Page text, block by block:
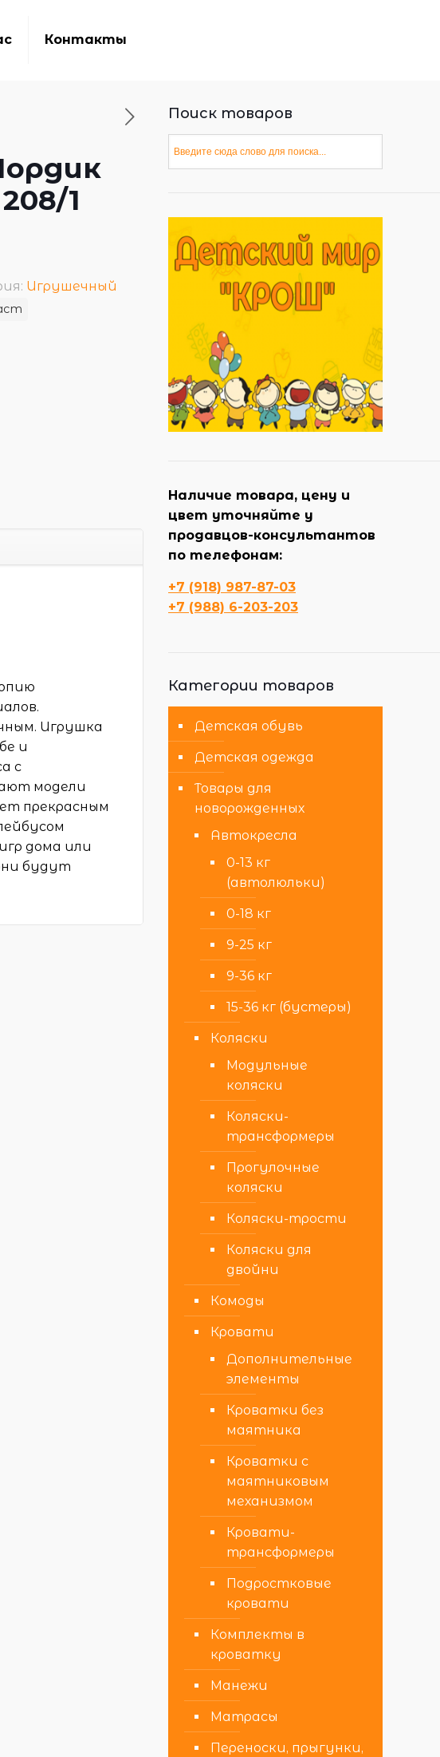
Контакты
1
Игрушечный
Игрушка
и
с
модели
прекрасным
дома или
будут
Поиск товаров
Наличие товара, цену и
цвет уточняйте у
продавцов-консультантов
по телефонам:
+7 (918) 987-87-03
+7 (988) 6-203-203
Категории товаров
Детская обувь
Детская одежда
Товары для
новорожденных
Автокресла
0-13 кг
(автолюльки)
0-18 кг
9-25 кг
9-36 кг
15-36 кг (бустеры)
Коляски
Модульные
коляски
Коляски-
трансформеры
Прогулочные
коляски
Коляски-трости
Коляски для
двойни
Комоды
Кровати
Дополнительные
элементы
Кроватки без
маятника
Кроватки с
маятниковым
механизмом
Кровати-
трансформеры
Подростковые
кровати
Комплекты в
кроватку
Манежи
Матрасы
Переноски, прыгунки,